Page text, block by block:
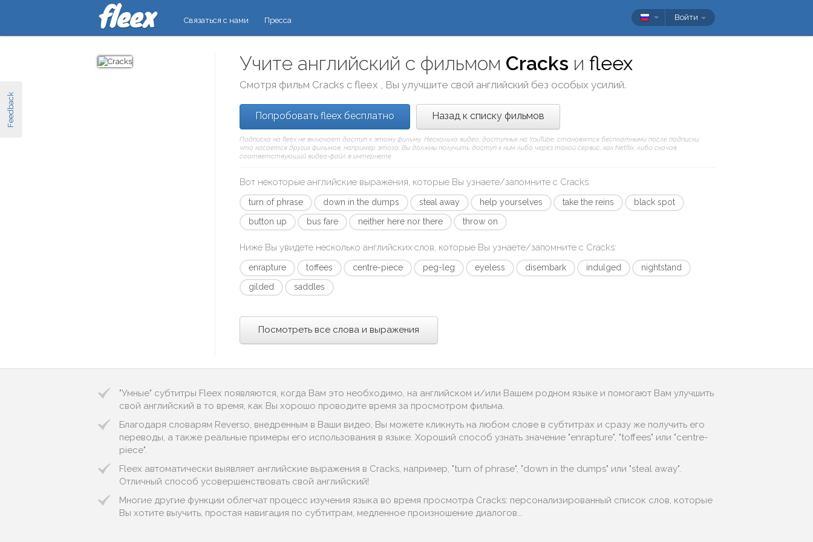
Feedback
Связаться с нами Пресса Войти
Учите английский с фильмом Cracks иfleex
Смотря фильм Cracks сfleex , Вы улучшите свой английский без особых усилий.
Попробовать fleex бесплатно Назад к списку фильмов
Подписка на fleex не включает доступ к этому фильму. Несколько видео, доступных на YouTube, становятся бесплатными после подписки;
что касается других фильмов, например этого, Вы должны получить доступ к ним либо через такой сервис, как Netflix, либо скачав
соответствующий видео-файл в интернете.
Вот некоторые английские выражения, которые Вы узнаете/запомните с Cracks:
turn of phrase down in the dumps steal away help yourselves take the reins
black spot
button up
bus fare neither here nor there throw on
Ниже Вы увидете несколько английских слов, которые Вы узнаете/запомните с Cracks:
enrapture toffees centre-piece peg-leg eyeless disembark indulged
nightstand
gilded
saddles
Посмотреть все слова и выражения
"Умные" субтитры Fleex появляются, когда Вам это необходимо, на английском и/или Вашем родном языке и помогают Вам улучшить
свой английский в то время, как Вы хорошо проводите время за просмотром фильма.
Благодаря словарям Reverso, внедренным в Ваши видео, Вы можете кликнуть на любом слове в субтитрах и сразу же получить его
переводы, а также реальные примеры его использования в языке. Хороший способ узнать значение "enrapture", "toffees" или "centre-
piece".
Fleex автоматически выявляет английские выражения в Cracks, например, "turn of phrase", "down in the dumps" или "steal away".
Отличный способ усовершенствовать свой английский!
Многие другие функции облегчат процесс изучения языка во время просмотра Cracks: персонализированный список слов, которые
Вы хотите выучить, простая навигация по субтитрам, медленное произношение диалогов...